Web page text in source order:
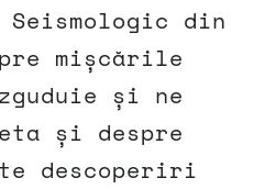
din
mișcările
și ne
și despre
descoperiri